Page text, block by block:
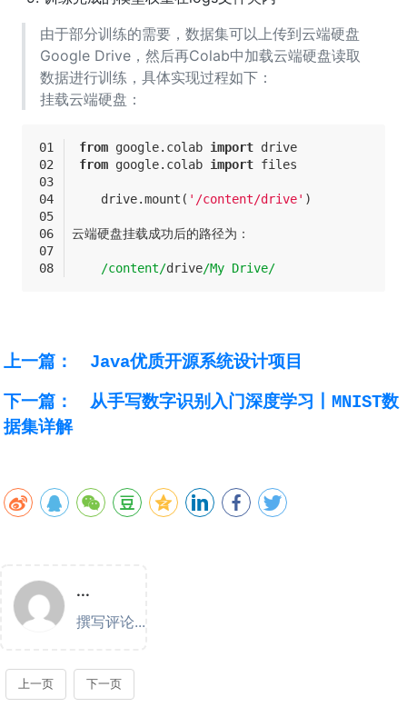
由于部分训练的需要，数据集可以上传到云端硬盘
Google Drive，然后再Colab中加载云端硬盘读取
数据进行训练，具体实现过程如下：
挂载云端硬盘：
from google.colab import drive
from google.colab import files
    drive.mount(
'/content/drive' )
云端硬盘挂载成功后的路径为：
/content/drive/My Drive/
上一篇：
Java优质开源系统设计项目
下一篇：
从手写数字识别入门深度学习丨MNIST数
据集详解